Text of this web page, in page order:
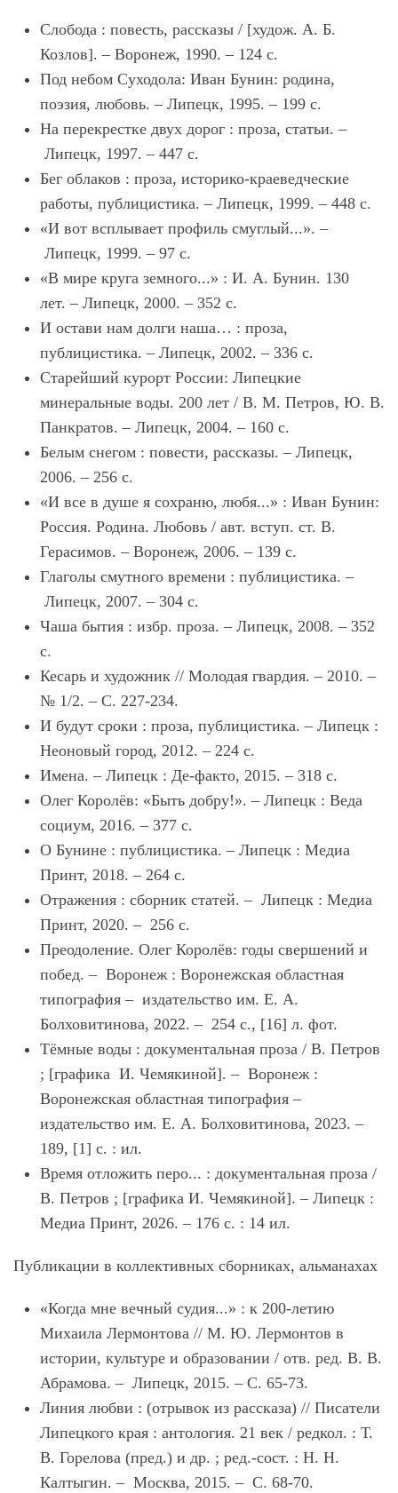
Слобода : повесть, рассказы / [худож. А. Б.
Козлов]. – Воронеж, 1990. – 124 с.
Под небом Суходола: Иван Бунин: родина,
поэзия, любовь. – Липецк, 1995. – 199 с.
На перекрестке двух дорог : проза, статьи. –
Липецк, 1997. – 447 с.
Бег облаков : проза, историко-краеведческие
работы, публицистика. – Липецк, 1999. – 448 с.
«И вот всплывает профиль смуглый...». –
Липецк, 1999. – 97 с.
«В мире круга земного...» : И. А. Бунин. 130
лет. – Липецк, 2000. – 352 с.
И остави нам долги наша… : проза,
публицистика. – Липецк, 2002. – 336 с.
Старейший курорт России: Липецкие
минеральные воды. 200 лет / В. М. Петров, Ю. В.
Панкратов. – Липецк, 2004. – 160 с.
Белым снегом : повести, рассказы. – Липецк,
2006. – 256 с.
«И все в душе я сохраню, любя...» : Иван Бунин:
Россия. Родина. Любовь / авт. вступ. ст. В.
Герасимов. – Воронеж, 2006. – 139 с.
Глаголы смутного времени : публицистика. –
Липецк, 2007. – 304 с.
Чаша бытия : избр. проза. – Липецк, 2008. – 352
с.
Кесарь и художник // Молодая гвардия. – 2010. –
№ 1/2. – С. 227-234.
И будут сроки : проза, публицистика. – Липецк :
Неоновый город, 2012. – 224 с.
Имена. – Липецк : Де-факто, 2015. – 318 с.
Олег Королёв: «Быть добру!». – Липецк : Веда
социум, 2016. – 377 с.
О Бунине : публицистика. – Липецк : Медиа
Принт, 2018. – 264 с.
Отражения : сборник статей. – Липецк : Медиа
Принт, 2020. – 256 с.
Преодоление. Олег Королёв: годы свершений и
побед. – Воронеж : Воронежская областная
типография – издательство им. Е. А.
Болховитинова, 2022. – 254 с., [16] л. фот.
Тёмные воды : документальная проза / В. Петров
; [графика И. Чемякиной]. – Воронеж :
Воронежская областная типография –
издательство им. Е. А. Болховитинова, 2023. –
189, [1] с. : ил.
Время отложить перо... : документальная проза /
В. Петров ; [графика И. Чемякиной]. – Липецк :
Медиа Принт, 2026. – 176 с. : 14 ил.
Публикации в коллективных сборниках, альманахах
«Когда мне вечный судия...» : к 200-летию
Михаила Лермонтова // М. Ю. Лермонтов в
истории, культуре и образовании / отв. ред. В. В.
Абрамова. – Липецк, 2015. – С. 65-73.
Линия любви : (отрывок из рассказа) // Писатели
Липецкого края : антология. 21 век / редкол. : Т.
В. Горелова (пред.) и др. ; ред.-сост. : Н. Н.
Калтыгин. – Москва, 2015. – С. 68-70.